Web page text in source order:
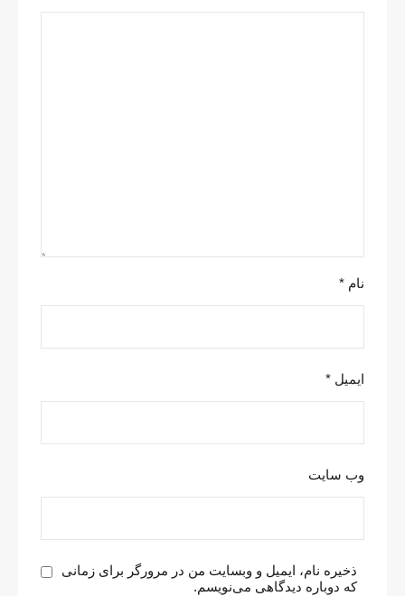
نام *
ایمیل *
وب‌ سایت
ذخیره نام، ایمیل و وبسایت من در مرورگر برای زمانی
که دوباره دیدگاهی می‌نویسم.